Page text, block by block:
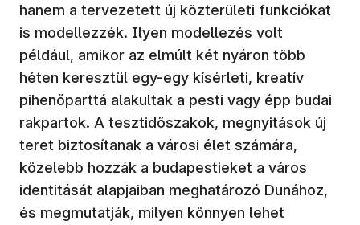
hanem a tervezetett új közterületi funkciókat
is modellezzék. Ilyen modellezés volt
például, amikor az elmúlt két nyáron több
héten keresztül egy-egy kísérleti, kreatív
pihenőparttá alakultak a pesti vagy épp budai
rakpartok. A tesztidőszakok, megnyitások új
teret biztosítanak a városi élet számára,
közelebb hozzák a budapestieket a város
identitását alapjaiban meghatározó Dunához,
és megmutatják, milyen könnyen lehet